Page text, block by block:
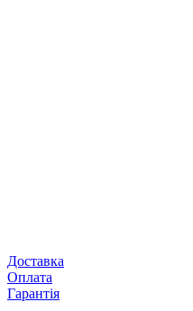
Доставка
Оплата
Гарантія